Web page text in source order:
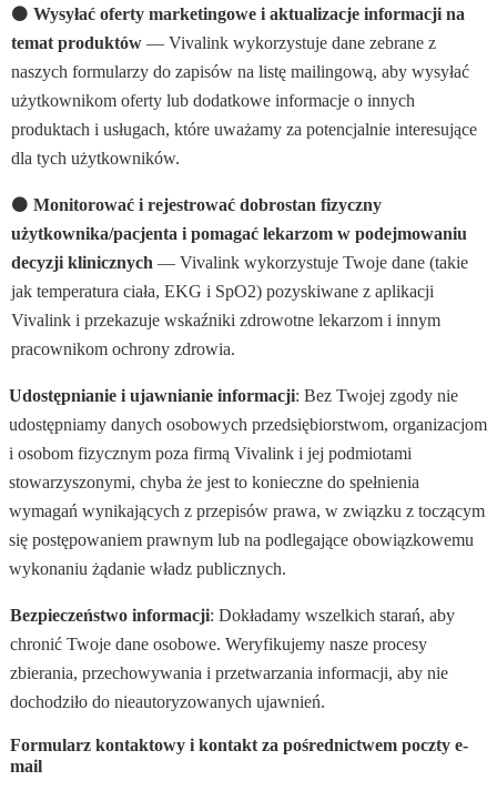
⚫ Wysyłać oferty marketingowe i aktualizacje informacji na
temat produktów — Vivalink wykorzystuje dane zebrane z
naszych formularzy do zapisów na listę mailingową, aby wysyłać
użytkownikom oferty lub dodatkowe informacje o innych
produktach i usługach, które uważamy za potencjalnie interesujące
dla tych użytkowników.
⚫ Monitorować i rejestrować dobrostan fizyczny
użytkownika/pacjenta i pomagać lekarzom w podejmowaniu
decyzji klinicznych — Vivalink wykorzystuje Twoje dane (takie
jak temperatura ciała, EKG i SpO2) pozyskiwane z aplikacji
Vivalink i przekazuje wskaźniki zdrowotne lekarzom i innym
pracownikom ochrony zdrowia.
Udostępnianie i ujawnianie informacji: Bez Twojej zgody nie
udostępniamy danych osobowych przedsiębiorstwom, organizacjom
i osobom fizycznym poza firmą Vivalink i jej podmiotami
stowarzyszonymi, chyba że jest to konieczne do spełnienia
wymagań wynikających z przepisów prawa, w związku z toczącym
się postępowaniem prawnym lub na podlegające obowiązkowemu
wykonaniu żądanie władz publicznych.
Bezpieczeństwo informacji: Dokładamy wszelkich starań, aby
chronić Twoje dane osobowe. Weryfikujemy nasze procesy
zbierania, przechowywania i przetwarzania informacji, aby nie
dochodziło do nieautoryzowanych ujawnień.
Formularz kontaktowy i kontakt za pośrednictwem poczty e-
mail